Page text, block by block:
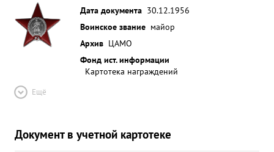
Дата документа 30.12.1956
Воинское звание майор
Архив ЦАМО
Фонд ист. информации
Картотека награждений
Ещё
Документ в учетной картотеке